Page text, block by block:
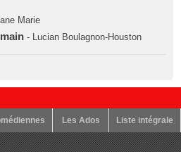
Marie
- Lucian Boulagnon-Houston
Les Ados Liste intégrale